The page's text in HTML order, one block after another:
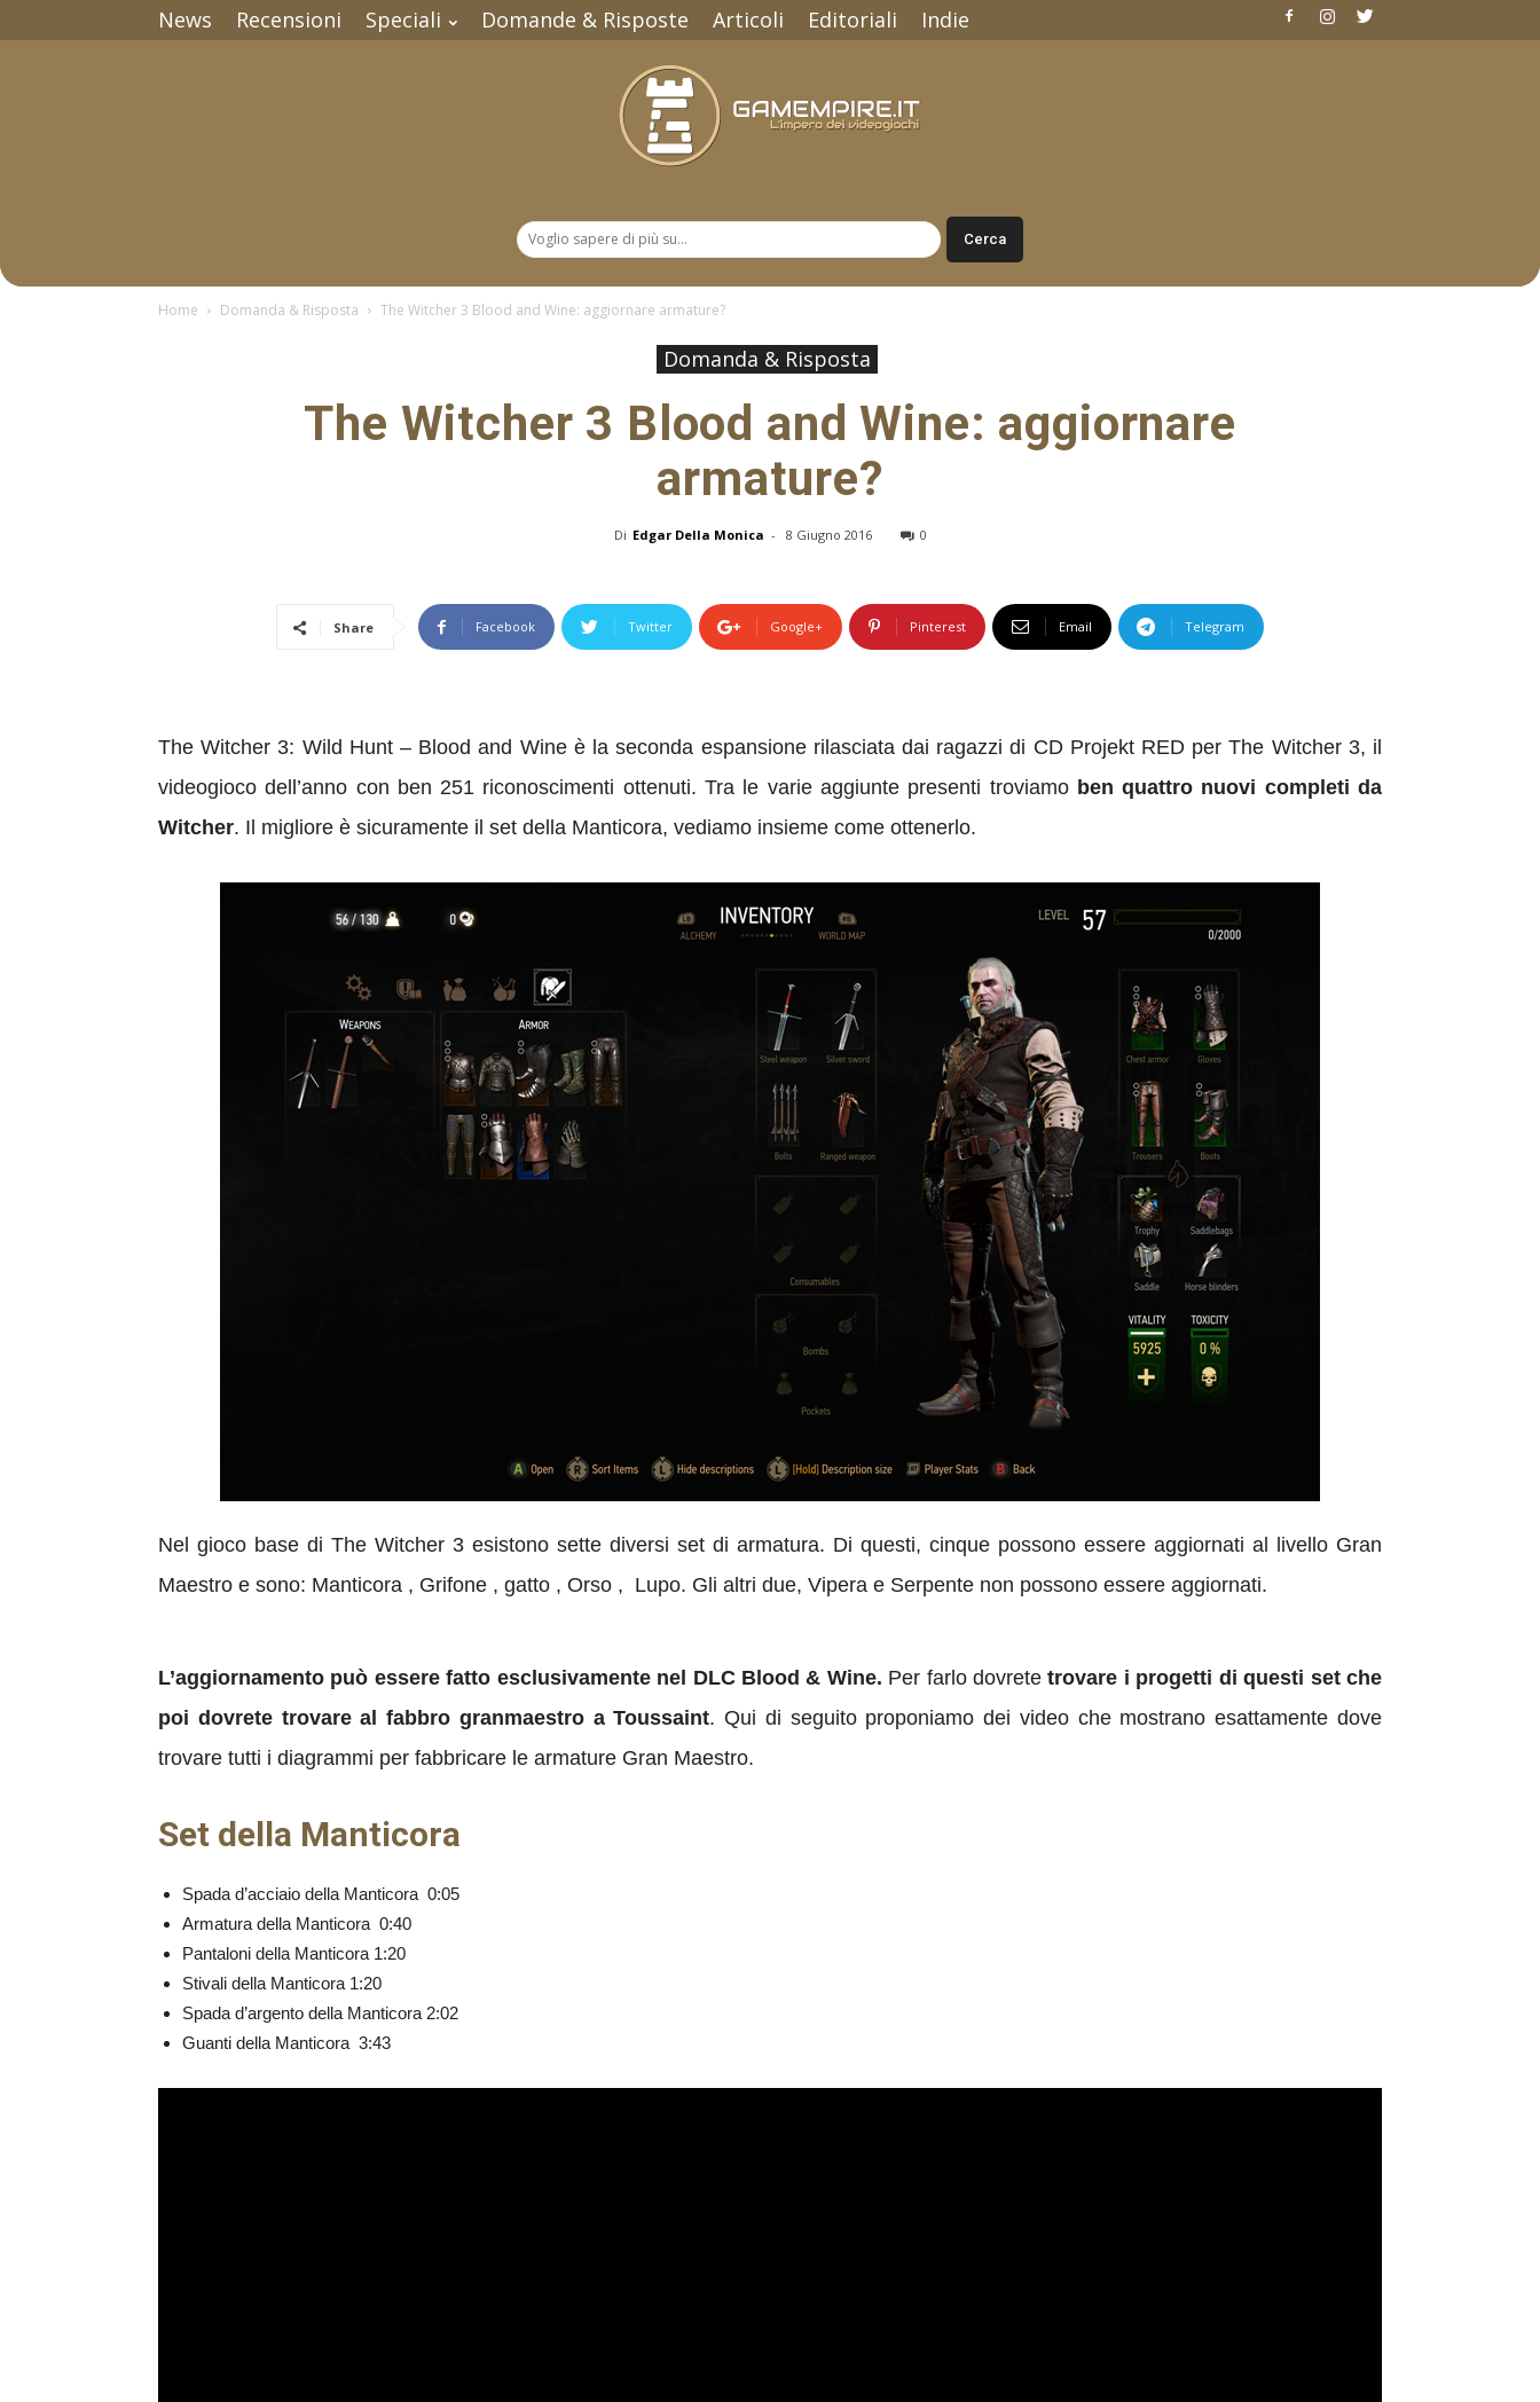
News Recensioni Speciali Domande & Risposte Articoli Editoriali Indie
Home Domanda & Risposta The Witcher 3 Blood and Wine: aggiornare armature?
Domanda & Risposta
The Witcher 3 Blood and Wine: aggiornare
armature?
Di Edgar Della Monica - 8 Giugno 2016 0
Share Facebook Twitter Google+ Pinterest Email Telegram
The Witcher 3: Wild Hunt – Blood and Wine è la seconda espansione rilasciata dai ragazzi di CD Projekt RED per The Witcher 3, il
videogioco dell’anno con ben 251 riconoscimenti ottenuti. Tra le varie aggiunte presenti troviamo ben quattro nuovi completi da
Witcher. Il migliore è sicuramente il set della Manticora, vediamo insieme come ottenerlo.
Nel gioco base di The Witcher 3 esistono sette diversi set di armatura. Di questi, cinque possono essere aggiornati al livello Gran
Maestro e sono: Manticora , Grifone , gatto , Orso , Lupo. Gli altri due, Vipera e Serpente non possono essere aggiornati.
L’aggiornamento può essere fatto esclusivamente nel DLC Blood & Wine. Per farlo dovretetrovare i progetti di questi set che
poi dovrete trovare al fabbro granmaestro a Toussaint. Qui di seguito proponiamo dei video che mostrano esattamente dove
trovare tutti i diagrammi per fabbricare le armature Gran Maestro.
Set della Manticora
Spada d’acciaio della Manticora 0:05
Armatura della Manticora 0:40
Pantaloni della Manticora 1:20
Stivali della Manticora 1:20
Spada d’argento della Manticora 2:02
Guanti della Manticora 3:43